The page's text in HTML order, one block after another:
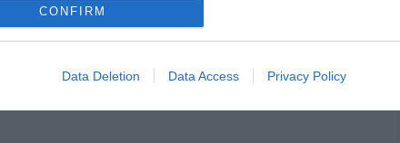
CONFIRM
Data Deletion Data Access Privacy Policy
az EGRI ÜGYEK Google Hírek oldalán!